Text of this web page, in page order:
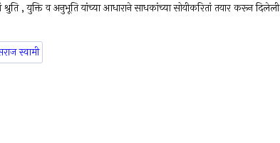
, युक्ति व अनुभूति यांच्या आधाराने साधकांच्या सोयीकरितां तयार करून दिलेली
स्वामी